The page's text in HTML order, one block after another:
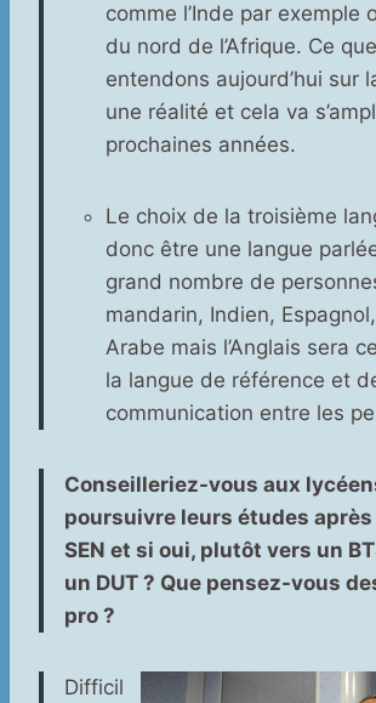
comme l’Inde par exemple
du nord de l’Afrique. Ce
entendons aujourd’hui sur
une réalité et cela va
prochaines années.
Le choix de la troisième
donc être une langue
grand nombre de
mandarin, Indien,
Arabe mais l’Anglais sera
la langue de référence et
communication entre les
Conseilleriez-vous aux
poursuivre leurs études après
SEN et si oui, plutôt vers un
un DUT ? Que pensez-vous
pro ?
Difficil